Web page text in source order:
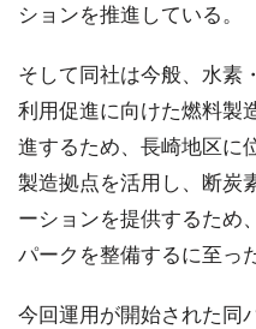
ションを推進している。
そして同社は今般、水素
利用促進に向けた燃料製
進するため、長崎地区に
製造拠点を活用し、断炭
ーションを提供するため
パークを整備するに至っ
今回運用が開始された同